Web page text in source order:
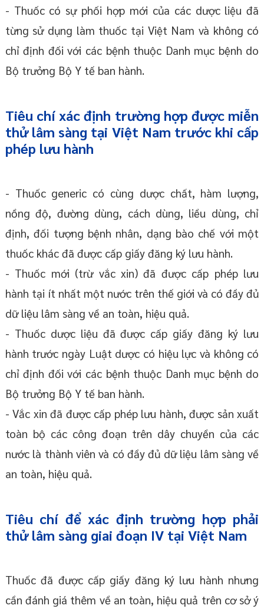
- Thuốc có sự phối hợp mới của các dược liệu đã
từng sử dụng làm thuốc tại Việt Nam và không có
chỉ định đối với các bệnh thuộc Danh mục bệnh do
Bộ trưởng Bộ Y tế ban hành.
Tiêu chí xác định trường hợp được miễn
thử lâm sàng tại Việt Nam trước khi cấp
phép lưu hành
- Thuốc generic có cùng dược chất, hàm lượng,
nồng độ, đường dùng, cách dùng, liều dùng, chỉ
định, đối tượng bệnh nhân, dạng bào chế với một
thuốc khác đã được cấp giấy đăng ký lưu hành.
- Thuốc mới (trừ vắc xin) đã được cấp phép lưu
hành tại ít nhất một nước trên thế giới và có đầy đủ
dữ liệu lâm sàng về an toàn, hiệu quả.
- Thuốc dược liệu đã được cấp giấy đăng ký lưu
hành trước ngày Luật dược có hiệu lực và không có
chỉ định đối với các bệnh thuộc Danh mục bệnh do
Bộ trưởng Bộ Y tế ban hành.
- Vắc xin đã được cấp phép lưu hành, được sản xuất
toàn bộ các công đoạn trên dây chuyền của các
nước là thành viên và có đầy đủ dữ liệu lâm sàng về
an toàn, hiệu quả.
Tiêu chí để xác định trường hợp phải
thử lâm sàng giai đoạn IV tại Việt Nam
Thuốc đã được cấp giấy đăng ký lưu hành nhưng
cần đánh giá thêm về an toàn, hiệu quả trên cơ sở ý